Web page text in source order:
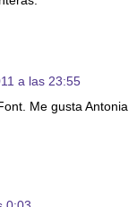
a las 23:55
Me gusta Antonia